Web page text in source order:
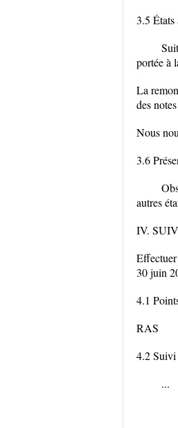
3.5 États
portée à
La
des
Nous
3.6
autres
IV.
30 juin
4.1
RAS
4.2 Suivi
...